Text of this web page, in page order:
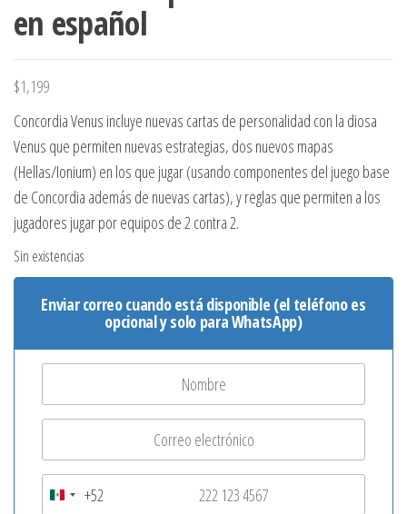
en español
$1,199
Concordia Venus incluye nuevas cartas de personalidad con la diosa
Venus que permiten nuevas estrategias, dos nuevos mapas
(Hellas/Ionium) en los que jugar (usando componentes del juego base
de Concordia además de nuevas cartas), y reglas que permiten a los
jugadores jugar por equipos de 2 contra 2.
Sin existencias
Enviar correo cuando está disponible (el teléfono es
opcional y solo para WhatsApp)
M
+52